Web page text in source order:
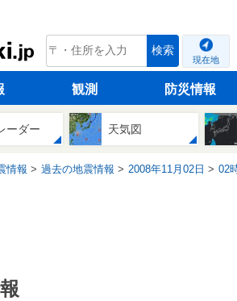
tenki.jp 検索
現在地
観測 防災情報
ーダー 天気図
情報 過去の地震情報 2008年11月02日 02